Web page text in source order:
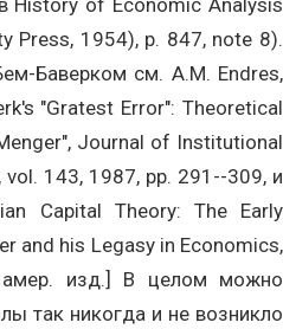
History of Economic Analysis
Press, 1954), p. 847, note 8).
Баверком см. A.M. Endres,
"Gratest Error": Theoretical
Journal of Institutional
143, 1987, pp. 291--309, и
Capital Theory: The Early
and his Legasy in Economics,
изд.] В целом можно
так никогда и не возникло